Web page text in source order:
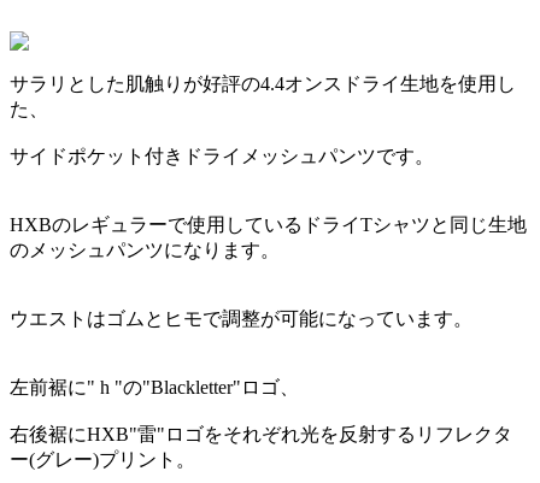
サラリとした肌触りが好評の4.4オンスドライ生地を使用し
た、
サイドポケット付きドライメッシュパンツです。
HXBのレギュラーで使用しているドライTシャツと同じ生地
のメッシュパンツになります。
ウエストはゴムとヒモで調整が可能になっています。
左前裾に" h "の"Blackletter"ロゴ、
右後裾にHXB"雷"ロゴをそれぞれ光を反射するリフレクタ
ー(グレー)プリント。